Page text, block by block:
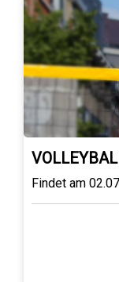
Findet am